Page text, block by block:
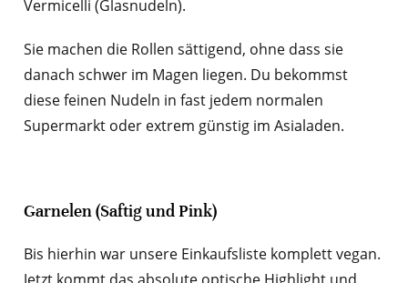
Vermicelli (Glasnudeln).
Sie machen die Rollen sättigend, ohne dass sie
danach schwer im Magen liegen. Du bekommst
diese feinen Nudeln in fast jedem normalen
Supermarkt oder extrem günstig im Asialaden.
Garnelen (Saftig und Pink)
Bis hierhin war unsere Einkaufsliste komplett vegan.